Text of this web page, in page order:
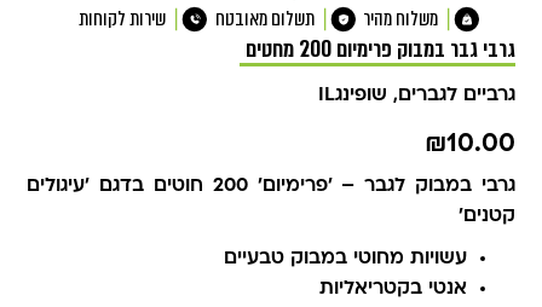
משלוח מהיר תשלום מאובטח שירות לקוחות
גרבי גבר במבוק פרימיום 200 מחטים
גרביים לגברים , שופינגIL
₪10.00
גרבי במבוק לגבר – 'פרימיום' 200 חוטים בדגם 'עיגולים
קטנים'
עשויות מחוטי במבוק טבעיים
אנטי בקטריאליות